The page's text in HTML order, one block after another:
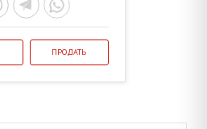
ПРОДАТЬ